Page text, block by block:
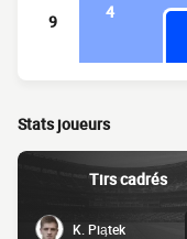
9 4
Stats joueurs
Tirs cadrés
K. Piątek